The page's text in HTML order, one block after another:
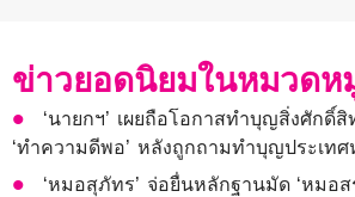
ข่าวยอดนิยมในหมวดห
‘นายกฯ’ เผยถือโอกาสทำบุญสิ่งศักดิ์
‘ทำความดีพอ’ หลังถูกถามทำบุญประเทศ
‘หมอสุภัทร’ จ่อยื่นหลักฐานมัด ‘หม